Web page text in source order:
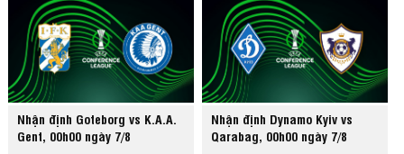
Nhận định Goteborg vs K.A.A.
Gent, 00h00 ngày 7/8
Nhận định Dynamo Kyiv vs
Qarabag, 00h00 ngày 7/8